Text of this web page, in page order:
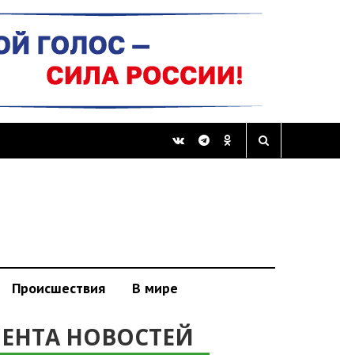
Происшествия В мире
НОВОСТЕЙ